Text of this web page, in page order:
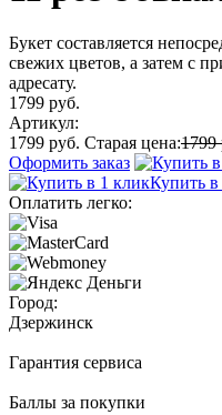
Букет составляется
свежих цветов, а затем с
адресату.
1799 руб.
Артикул:
1799 руб. Старая цена:1799
Оформить заказ
Купить
Оплатить легко:
Город:
Дзержинск
Гарантия сервиса
Баллы за покупки